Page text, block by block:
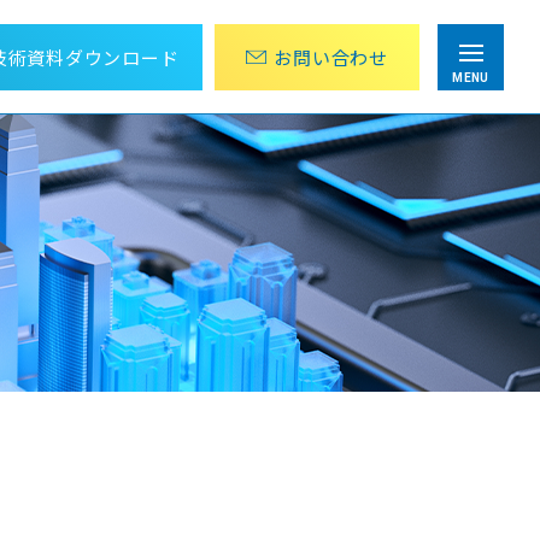
MENU
目視点検・巡回作業にかかる労力を削減
アナログメーター値の遠隔監視パッケージ
設計から運用までOPC UA 導入をトータル支援
OPC UA導入ソリューション
組み込み向けTLS/SSLライブラリ
wolfSSL
術資料ダウンロード お問い合わせ